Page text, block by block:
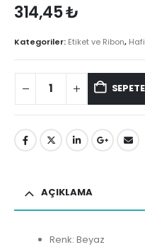
314,45₺
Kategoriler: Etiket ve Ribon,
AÇIKLAMA
Renk: Beyaz